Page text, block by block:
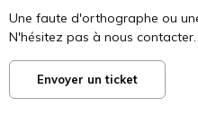
Une faute d'orthographe ou
N'hésitez pas à nous contacter.
Envoyer un ticket